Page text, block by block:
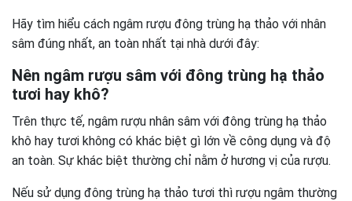
Hãy tìm hiểu cách ngâm rượu đông trùng hạ thảo với nhân
sâm đúng nhất, an toàn nhất tại nhà dưới đây:
Nên ngâm rượu sâm với đông trùng hạ thảo
tươi hay khô?
Trên thực tế, ngâm rượu nhân sâm với đông trùng hạ thảo
khô hay tươi không có khác biệt gì lớn về công dụng và độ
an toàn. Sự khác biệt thường chỉ nằm ở hương vị của rượu.
Nếu sử dụng đông trùng hạ thảo tươi thì rượu ngâm thường